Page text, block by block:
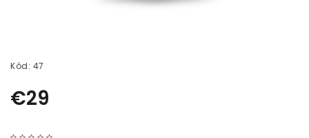
Kód: 47
€29